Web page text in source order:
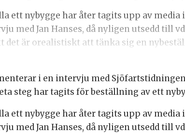
ett nybygge har åter tagits upp av media
med Jan Hanses, då nyligen utsedd till
är orealistiskt att tänka sig en
i en intervju med
steg har tagits för beställning av ett
ett nybygge har åter tagits upp av media
med Jan Hanses, då nyligen utsedd till